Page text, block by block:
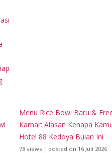
Menu Rice Bowl Baru &
Kamar: Alasan Kenapa
Hotel 88 Kedoya Bulan Ini
78 views | posted on 16 Juli 2026